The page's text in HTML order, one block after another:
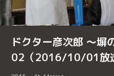
ドクター彦次郎 ～塀
02（2016/10/01放